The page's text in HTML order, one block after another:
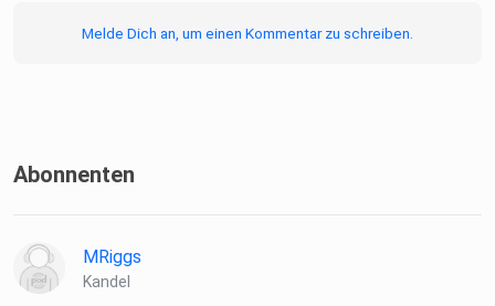
00:00:00 Teaser
00:00:51 Begrüßung
Melde Dich an, um einen Kommentar zu schreiben.
Abonnenten
MRiggs
Kandel